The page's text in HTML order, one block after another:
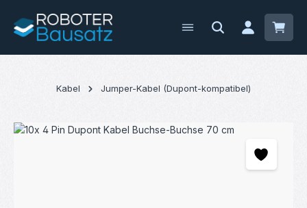
Zum Hauptinhalt springen
Kabel Jumper-Kabel (Dupont-kompatibel)
Bildergalerie überspringen